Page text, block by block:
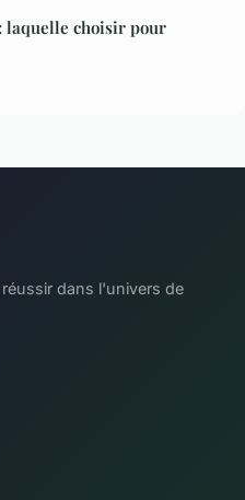
laquelle choisir pour
dans l'univers de